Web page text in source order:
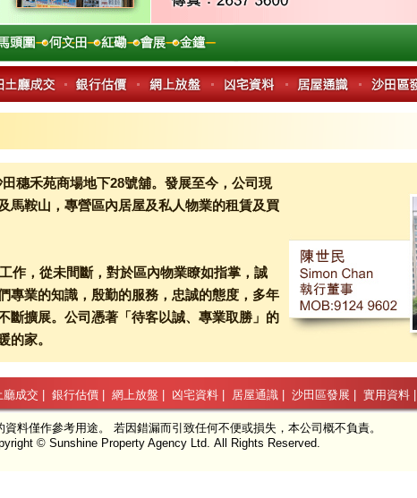
穗禾苑商場地下28號舖。發展至今，公司現
馬鞍山，專營區內居屋及私人物業的租賃及買
作，從未間斷，對於區內物業瞭如指掌，誠
專業的知識，殷勤的服務，忠誠的態度，多年
斷擴展。公司憑著「待客以誠、專業取勝」的
的家。
廳成交 銀行估價| 網上放盤| 凶宅資料| 居屋通識| 沙田區發展 實用資料|
資料僅作參考用途。 若因錯漏而引致任何不便或損失，本公司概不負責。
© Sunshine Property Agency Ltd. All Rights Reserved.